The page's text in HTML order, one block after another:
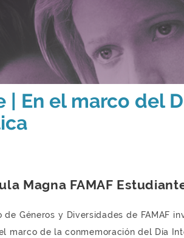
| En el marco del
Magna FAMAF
de Géneros y Diversidades de
marco de la conmemoración del Día